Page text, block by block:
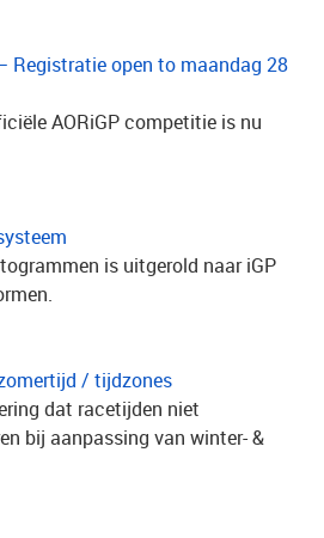
Registratie open to maandag 28
AORiGP competitie is nu
is uitgerold naar iGP
/ tijdzones
dat racetijden niet
bij aanpassing van winter- &